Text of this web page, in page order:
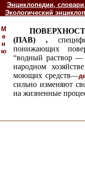
Энциклопедии,
Экологический
М
е
н
ю
(ПАВ) ,
понижающих
“водный раствор
народном
моющих средств—
сильно изменяют
на жизненные